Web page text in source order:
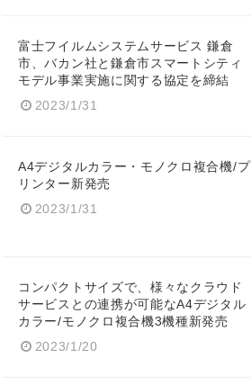
富士フイルムシステムサービス 鎌倉
市、バカン社と鎌倉市スマートシティ
モデル事業実施に関する協定を締結
2023/1/31
A4デジタルカラー・モノクロ複合機/プ
リンター新発売
2023/1/31
コンパクトサイズで、様々なクラウド
サービスとの連携が可能なA4デジタル
カラー/モノクロ複合機3機種新発売
2023/1/20